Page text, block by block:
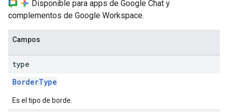
Disponible para apps de Google Chat y
complementos de Google Workspace.
Campos
type
BorderType
Es el tipo de borde.